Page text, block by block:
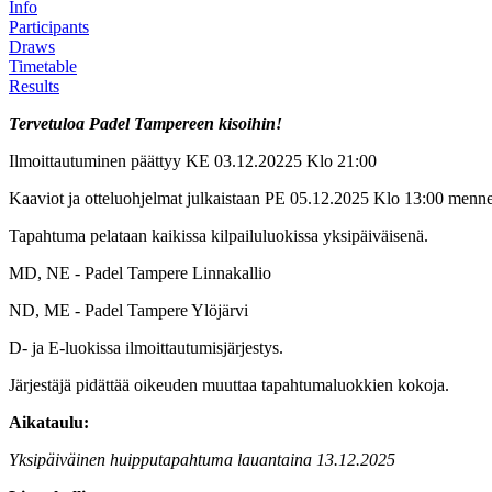
Info
Participants
Draws
Timetable
Results
Tervetuloa Padel Tampereen kisoihin!
Ilmoittautuminen päättyy KE 03.12.20225 Klo 21:00
Kaaviot ja otteluohjelmat julkaistaan PE 05.12.2025 Klo 13:00
Tapahtuma pelataan kaikissa kilpailuluokissa yksipäiväisenä.
MD, NE - Padel Tampere Linnakallio
ND, ME - Padel Tampere Ylöjärvi
D- ja E-luokissa ilmoittautumisjärjestys.
Järjestäjä pidättää oikeuden muuttaa tapahtumaluokkien kokoja.
Aikataulu:
Yksipäiväinen huipputapahtuma lauantaina 13.12.2025